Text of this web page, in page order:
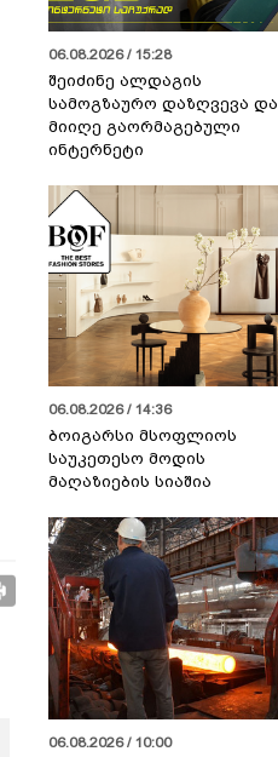
06.08.2026 / 15:28
შეიძინე ალდაგის
სამოგზაურო დაზღვევა და
მიიღე გაორმაგებული
ინტერნეტი
06.08.2026 / 14:36
ბოიგარსი მსოფლიოს
საუკეთესო მოდის
მაღაზიების სიაშია
06.08.2026 / 10:00